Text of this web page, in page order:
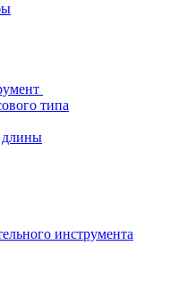
типа
инструмента